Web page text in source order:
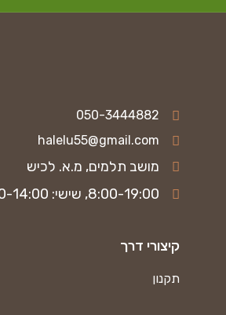
050-3444882
halelu55@gmail.com
מושב תלמים, מ.א. לכיש
8:00-19:00, שישי: 8:00-14:00
קיצורי דרך
תקנון